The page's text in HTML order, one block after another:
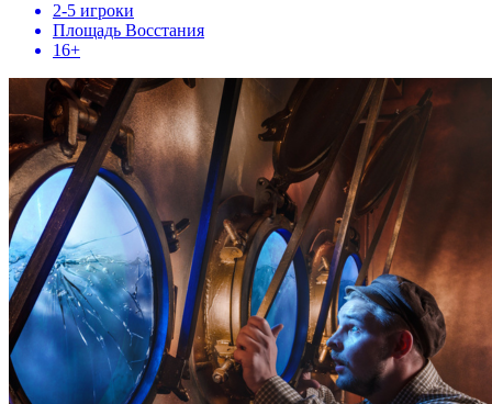
2-5 игроки
Площадь Восстания
16+